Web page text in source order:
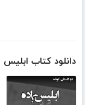
دانلود کتاب ابلیس